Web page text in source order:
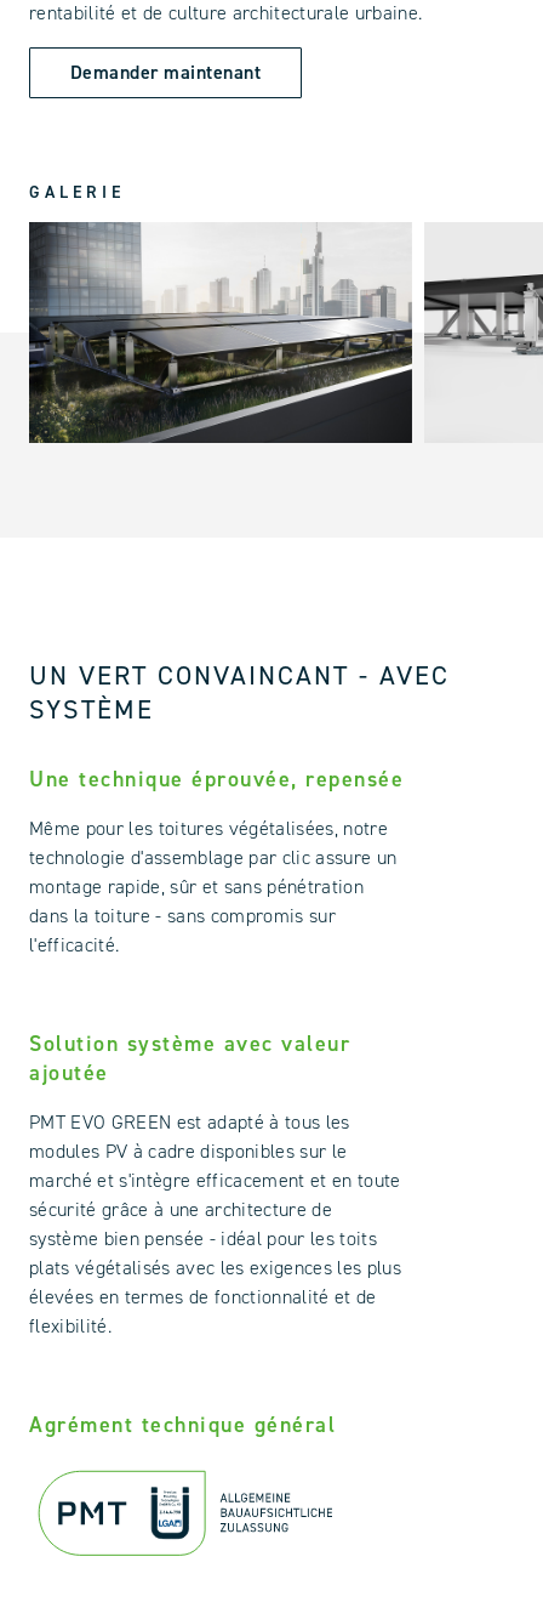
rentabilité et de culture architecturale urbaine.
Demander maintenant
GALERIE
UN VERT CONVAINCANT - AVEC
SYSTÈME
Une technique éprouvée, repensée
Même pour les toitures végétalisées, notre
technologie d'assemblage par clic assure un
montage rapide, sûr et sans pénétration
dans la toiture - sans compromis sur
l'efficacité.
Solution système avec valeur
ajoutée
PMT EVO GREEN est adapté à tous les
modules PV à cadre disponibles sur le
marché et s'intègre efficacement et en toute
sécurité grâce à une architecture de
système bien pensée - idéal pour les toits
plats végétalisés avec les exigences les plus
élevées en termes de fonctionnalité et de
flexibilité.
Agrément technique général